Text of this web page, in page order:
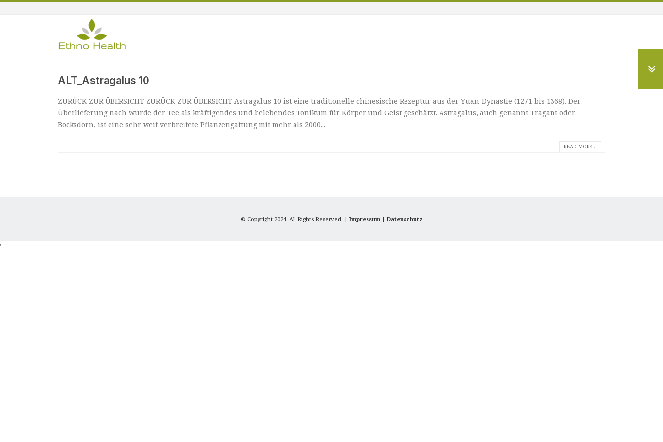
ALT_Astragalus 10
ZURÜCK ZUR ÜBERSICHT ZURÜCK ZUR ÜBERSICHT Astragalus 10 ist eine traditionelle chinesische Rezeptur aus der Yuan-Dynastie (1271 bis 1368). Der
Überlieferung nach wurde der Tee als kräftigendes und belebendes Tonikum für Körper und Geist geschätzt. Astragalus, auch genannt Tragant oder
Bocksdorn, ist eine sehr weit verbreitete Pflanzengattung mit mehr als 2000...
READ MORE...
© Copyright 2024. All Rights Reserved. | Impressum| Datenschutz
'